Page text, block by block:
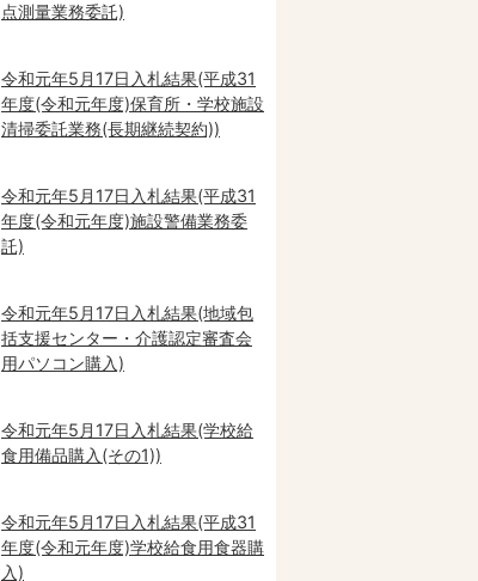
点測量業務委託)
令和元年5月17日入札結果(平成31
年度(令和元年度)保育所・学校施設
清掃委託業務(長期継続契約))
令和元年5月17日入札結果(平成31
年度(令和元年度)施設警備業務委
託)
令和元年5月17日入札結果(地域包
括支援センター・介護認定審査会
用パソコン購入)
令和元年5月17日入札結果(学校給
食用備品購入(その1))
令和元年5月17日入札結果(平成31
年度(令和元年度)学校給食用食器購
入)